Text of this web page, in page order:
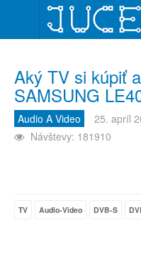
Aký TV si kúpiť
SAMSUNG
Audio A Video
25. apríl
Návštevy: 181910
TV Audio-Video DVB-S